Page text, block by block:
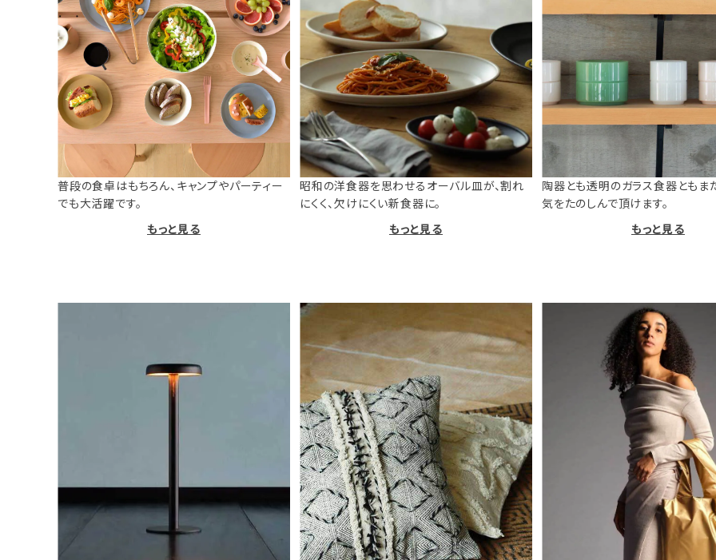
普段の食卓はもちろん、キャンプやパーティー
でも大活躍です。
もっと見る
昭和の洋食器を思わせるオーバル皿が、割れ
にくく、欠けにくい新食器に。
もっと見る
陶器とも透明のガラス食器ともま
気をたのしんで頂けます。
もっと見る